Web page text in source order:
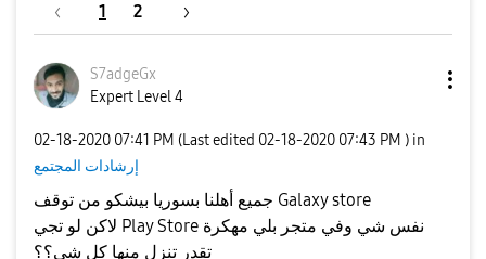
1 2
S7adgeGx
Expert Level 4
‎02-18-2020 07:41 PM (Last edited ‎02-18-2020 07:43 PM ) in
إرشادات المجتمع
جميع أهلنا بسوريا بيشكو من توقف Galaxy store
لاكن لو تجي Play Store نفس شي وفي متجر بلي مهكرة
تقدر تنزل منها كل شي؟؟